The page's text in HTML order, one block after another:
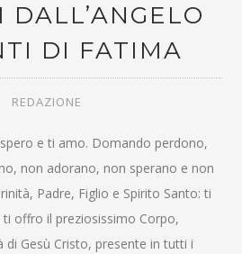
DALL’ANGELO
DI FATIMA
REDAZIONE
e ti amo. Domando perdono,
non adorano, non sperano e non
Padre, Figlio e Spirito Santo: ti
offro il preziosissimo Corpo,
di Gesù Cristo, presente in tutti i